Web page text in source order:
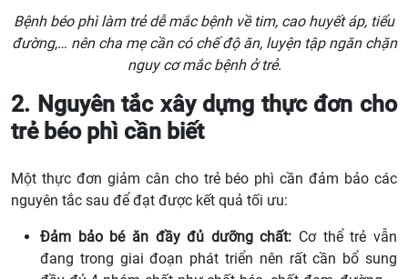
Bệnh béo phì làm trẻ dễ mắc bệnh về tim, cao huyết áp, tiểu
đường,… nên cha mẹ cần có chế độ ăn, luyện tập ngăn chặn
nguy cơ mắc bệnh ở trẻ.
2. Nguyên tắc xây dựng thực đơn cho
trẻ béo phì cần biết
Một thực đơn giảm cân cho trẻ béo phì cần đảm bảo các
nguyên tắc sau để đạt được kết quả tối ưu:
Đảm bảo bé ăn đầy đủ dưỡng chất: Cơ thể trẻ vẫn
đang trong giai đoạn phát triển nên rất cần bổ sung